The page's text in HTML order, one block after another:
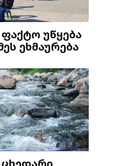
უწყება
ეხმაურება